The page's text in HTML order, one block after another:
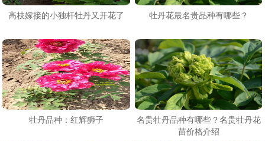
高枝嫁接的小独杆牡丹又开花了 牡丹花最名贵品种有哪些？
牡丹品种：红辉狮子
名贵牡丹品种有哪些？名贵牡丹花
苗价格介绍